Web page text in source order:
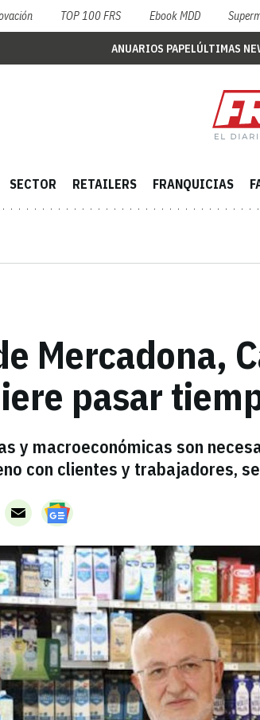
TOP 100 FRS Ebook MDD
ANUARIOS PAPELÚLTIMAS
SECTOR RETAILERS FRANQUICIAS
Mercadona,
pasar
y macroeconómicas son
con clientes y trabajadores,
Email